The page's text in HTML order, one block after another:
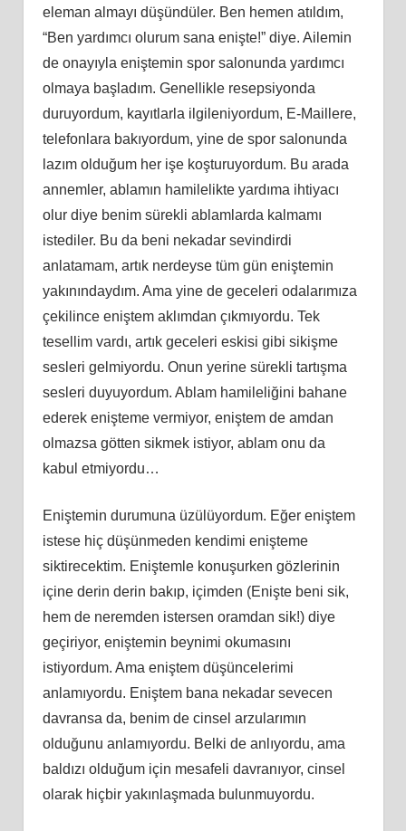
eleman almayı düşündüler. Ben hemen atıldım,
“Ben yardımcı olurum sana enişte!” diye. Ailemin
de onayıyla eniştemin spor salonunda yardımcı
olmaya başladım. Genellikle resepsiyonda
duruyordum, kayıtlarla ilgileniyordum, E-Maillere,
telefonlara bakıyordum, yine de spor salonunda
lazım olduğum her işe koşturuyordum. Bu arada
annemler, ablamın hamilelikte yardıma ihtiyacı
olur diye benim sürekli ablamlarda kalmamı
istediler. Bu da beni nekadar sevindirdi
anlatamam, artık nerdeyse tüm gün eniştemin
yakınındaydım. Ama yine de geceleri odalarımıza
çekilince eniştem aklımdan çıkmıyordu. Tek
tesellim vardı, artık geceleri eskisi gibi sikişme
sesleri gelmiyordu. Onun yerine sürekli tartışma
sesleri duyuyordum. Ablam hamileliğini bahane
ederek enişteme vermiyor, eniştem de amdan
olmazsa götten sikmek istiyor, ablam onu da
kabul etmiyordu…
Eniştemin durumuna üzülüyordum. Eğer eniştem
istese hiç düşünmeden kendimi enişteme
siktirecektim. Eniştemle konuşurken gözlerinin
içine derin derin bakıp, içimden (Enişte beni sik,
hem de neremden istersen oramdan sik!) diye
geçiriyor, eniştemin beynimi okumasını
istiyordum. Ama eniştem düşüncelerimi
anlamıyordu. Eniştem bana nekadar sevecen
davransa da, benim de cinsel arzularımın
olduğunu anlamıyordu. Belki de anlıyordu, ama
baldızı olduğum için mesafeli davranıyor, cinsel
olarak hiçbir yakınlaşmada bulunmuyordu.